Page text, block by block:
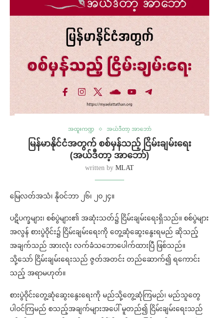
အထူးကဏ္ဍ အယ်ဒီတာ့ အာဘော်
မြန်မာနိုင်ငံအတွက် စစ်မှန်သည့် ငြိမ်းချမ်းရေး
(အယ်ဒီတာ့ အာဘော်)
written by MLAT
မြေလတ်အသံ၊ နိုဝင်ဘာ ၂၆၊ ၂၀၂၄။
ပဋိပက္ခများ၊ စစ်ပွဲများ၏ အဆုံးသတ်၌ ငြိမ်းချမ်းရေးရှိသည်။ စစ်ပွဲများ
အလွန် စားပွဲဝိုင်း၌ ငြိမ်းချမ်းရေးကို တွေ့ဆုံဆွေးနွေးရမည် ဆိုသည့်
အချက်သည် အားလုံး လက်ခံသဘောပေါက်ထားပြီ ဖြစ်သည်။
သို့သော် ငြိမ်းချမ်းရေးသည် ဇွတ်အတင်း တည်ဆောက်၍ ရကောင်း
သည့် အရာမဟုတ်။
စားပွဲဝိုင်းတွေ့ဆုံဆွေးနွေးရေးကို မည်သို့တွေ့ဆုံကြမည်၊ မည်သူတွေ
ပါဝင်ကြမည် စသည့်အချက်များအပေါ် မူတည်၍ ငြိမ်းချမ်းရေးသည်